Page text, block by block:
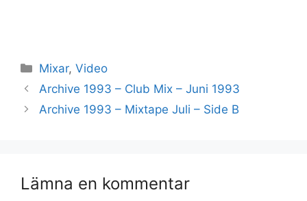
Kategorier
Mixar,Video
Archive 1993 – Club Mix – Juni 1993
Archive 1993 – Mixtape Juli – Side B
Lämna en kommentar